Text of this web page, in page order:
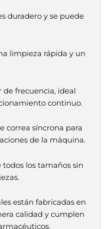
duradero y se puede
limpieza rápida y un
frecuencia, ideal
continuo.
correa síncrona para
de la máquina.
todos los tamaños sin
están fabricadas en
calidad y cumplen